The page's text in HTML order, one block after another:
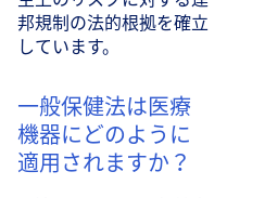
邦規制の法的根拠を確立
しています。
一般保健法は医療
機器にどのように
適用されますか？